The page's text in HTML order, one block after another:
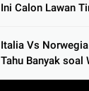
Ini Calon Lawan
Italia Vs
Tahu Banyak soal